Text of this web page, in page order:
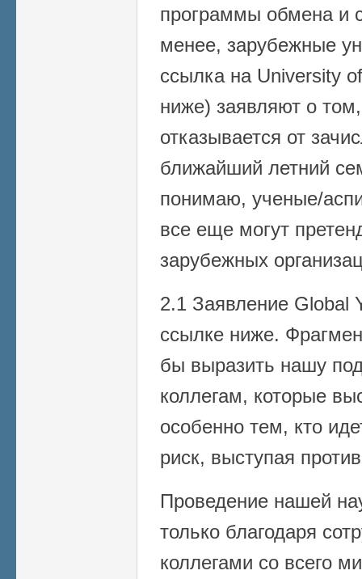
программы обмена и
менее, зарубежные
ссылка на University
ниже) заявляют о
отказывается от
ближайший летний
понимаю, ученые/
все еще могут
зарубежных
2.1 Заявление Global
ссылке ниже.
бы выразить нашу
коллегам, которые
особенно тем, кто
риск, выступая
Проведение нашей
только благодаря
коллегами со всего